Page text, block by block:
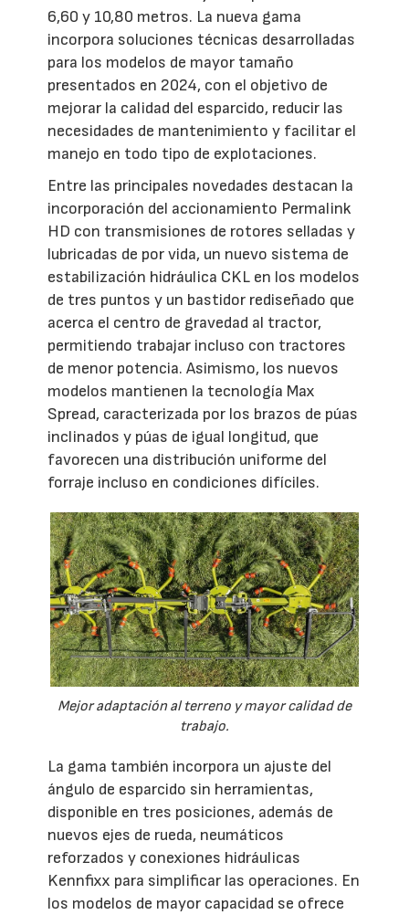
6,60 y 10,80 metros. La nueva gama
incorpora soluciones técnicas desarrolladas
para los modelos de mayor tamaño
presentados en 2024, con el objetivo de
mejorar la calidad del esparcido, reducir las
necesidades de mantenimiento y facilitar el
manejo en todo tipo de explotaciones.
Entre las principales novedades destacan la
incorporación del accionamiento Permalink
HD con transmisiones de rotores selladas y
lubricadas de por vida, un nuevo sistema de
estabilización hidráulica CKL en los modelos
de tres puntos y un bastidor rediseñado que
acerca el centro de gravedad al tractor,
permitiendo trabajar incluso con tractores
de menor potencia. Asimismo, los nuevos
modelos mantienen la tecnología Max
Spread, caracterizada por los brazos de púas
inclinados y púas de igual longitud, que
favorecen una distribución uniforme del
forraje incluso en condiciones difíciles.
Mejor adaptación al terreno y mayor calidad de
trabajo.
La gama también incorpora un ajuste del
ángulo de esparcido sin herramientas,
disponible en tres posiciones, además de
nuevos ejes de rueda, neumáticos
reforzados y conexiones hidráulicas
Kennfixx para simplificar las operaciones. En
los modelos de mayor capacidad se ofrece